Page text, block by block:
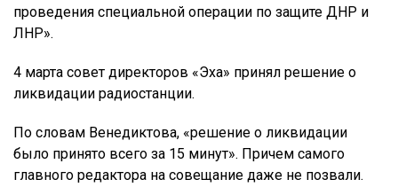
проведения специальной операции по защите ДНР и
ЛНР».
4 марта совет директоров «Эха» принял решение о
ликвидации радиостанции.
По словам Венедиктова, «решение о ликвидации
было принято всего за 15 минут». Причем самого
главного редактора на совещание даже не позвали.